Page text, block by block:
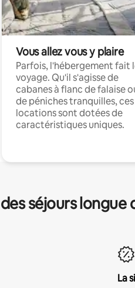
Vous allez vous y plaire
Parfois, l'hébergement fait
voyage. Qu'il s'agisse de
cabanes à flanc de falaise
de péniches tranquilles, ces
locations sont dotées de
caractéristiques uniques.
séjours longue
La